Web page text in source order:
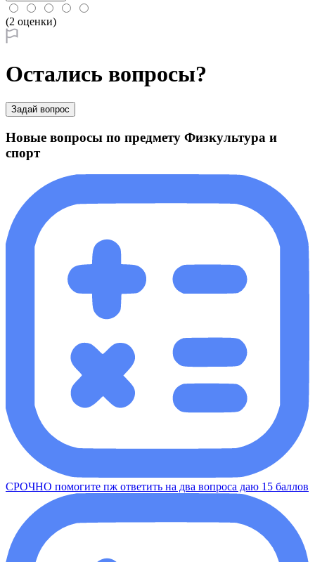
(2 оценки)
Остались вопросы?
Задай вопрос
Новые вопросы по предмету Физкультура и
спорт
СРОЧНО помогите пж ответить на два вопроса даю 15 баллов